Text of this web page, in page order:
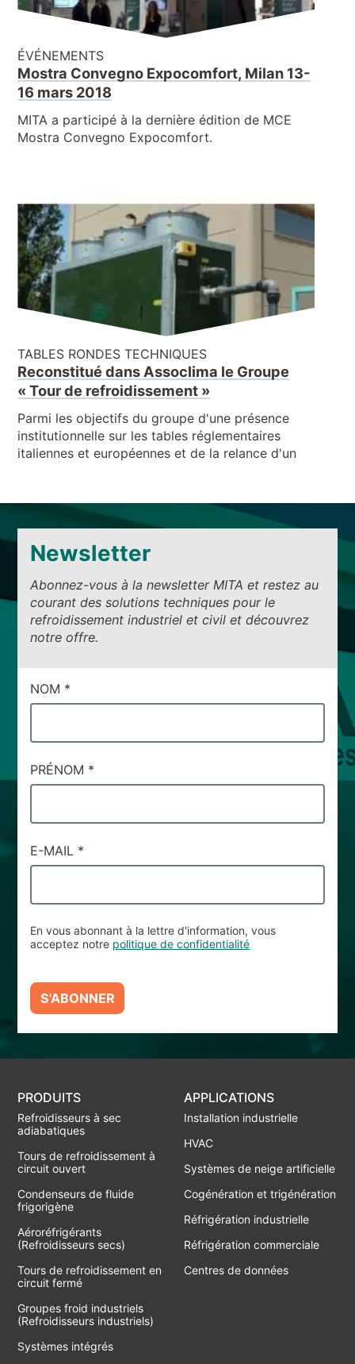
ÉVÉNEMENTS
Mostra Convegno Expocomfort, Milan 13-
16 mars 2018
MITA a participé à la dernière édition de MCE
Mostra Convegno Expocomfort.
TABLES RONDES TECHNIQUES
Reconstitué dans Assoclima le Groupe
« Tour de refroidissement »
Parmi les objectifs du groupe d'une présence
institutionnelle sur les tables réglementaires
italiennes et européennes et de la relance d'un
Newsletter
Abonnez-vous à la newsletter MITA et restez au
courant des solutions techniques pour le
refroidissement industriel et civil et découvrez
notre offre.
CAMPI
DI
NOM *
PRÉNOM *
E-MAIL *
En vous abonnant à la lettre d'information, vous
acceptez notre politique de confidentialité
S'ABONNER
PRODUITS
Refroidisseurs à sec
adiabatiques
Tours de refroidissement à
circuit ouvert
Condenseurs de fluide
frigorigène
Aéroréfrigérants
(Refroidisseurs secs)
Tours de refroidissement en
circuit fermé
Groupes froid industriels
(Refroidisseurs industriels)
Systèmes intégrés
APPLICATIONS
Installation industrielle
HVAC
Systèmes de neige artificielle
Cogénération et trigénération
Réfrigération industrielle
Réfrigération commerciale
Centres de données